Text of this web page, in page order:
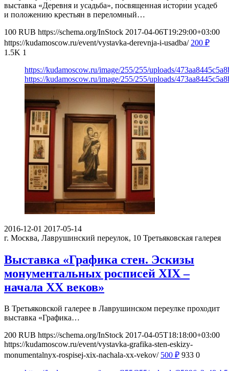
выставка «Деревня и усадьба», посвященная истории усадеб
и положению крестьян в переломный…
100 RUB https://schema.org/InStock 2017-04-06T19:29:00+03:00
https://kudamoscow.ru/event/vystavka-derevnja-i-usadba/ 200 ₽
1.5K 1
https://kudamoscow.ru/image/255/255/uploads/
https://kudamoscow.ru/image/255/255/uploads/
2016-12-01 2017-05-14
г. Москва, Лаврушинский переулок, 10 Третьяковская галерея
Выставка «Графика стен. Эскизы
монументальных росписей XIX –
начала XX веков»
В Третьяковской галерее в Лаврушинском переулке проходит
выставка «Графика…
200 RUB https://schema.org/InStock 2017-04-05T18:18:00+03:00
https://kudamoscow.ru/event/vystavka-grafika-sten-eskizy-
monumentalnyx-rospisej-xix-nachala-xx-vekov/ 500 ₽ 933 0